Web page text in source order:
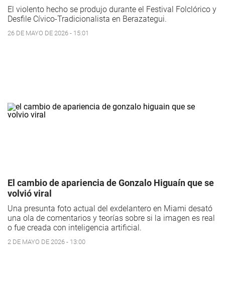
El violento hecho se produjo durante el Festival Folclórico y
Desfile Cívico-Tradicionalista en Berazategui.
26 DE MAYO DE 2026 - 15:01
El cambio de apariencia de Gonzalo Higuaín que se
volvió viral
Una presunta foto actual del exdelantero en Miami desató
una ola de comentarios y teorías sobre si la imagen es real
o fue creada con inteligencia artificial.
2 DE MAYO DE 2026 - 13:00